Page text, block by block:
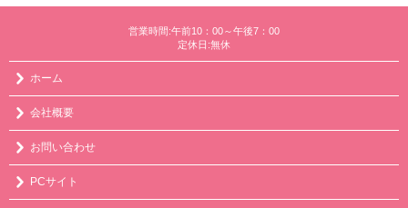
営業時間:午前10：00～午後7：00
定休日:無休
ホーム
会社概要
お問い合わせ
PCサイト